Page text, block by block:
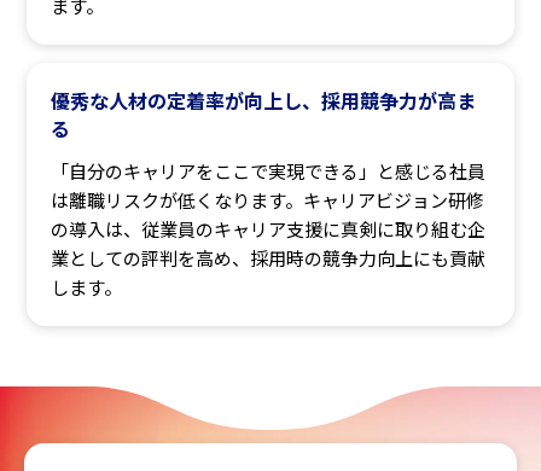
優秀な人材の定着率が向上し、採用競争力が高ま
る
「自分のキャリアをここで実現できる」と感じる社員
は離職リスクが低くなります。キャリアビジョン研修
の導入は、従業員のキャリア支援に真剣に取り組む企
業としての評判を高め、採用時の競争力向上にも貢献
します。